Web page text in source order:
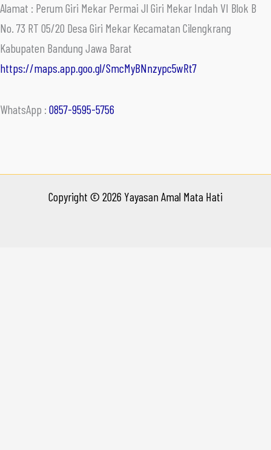
Alamat : Perum Giri Mekar Permai Jl Giri Mekar Indah VI Blok B
No. 73 RT 05/20 Desa Giri Mekar Kecamatan Cilengkrang
Kabupaten Bandung Jawa Barat
https://maps.app.goo.gl/SmcMyBNnzypc5wRt7
WhatsApp : 0857-9595-5756
Copyright © 2026 Yayasan Amal Mata Hati